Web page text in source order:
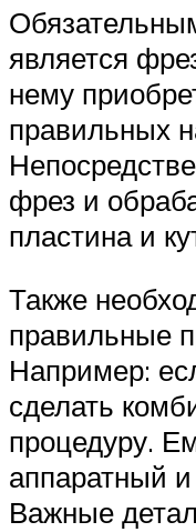
является
нему
правильных
фрез и
пластина и
Также
правильные
Например:
сделать
процедуру.
аппаратный
Важные